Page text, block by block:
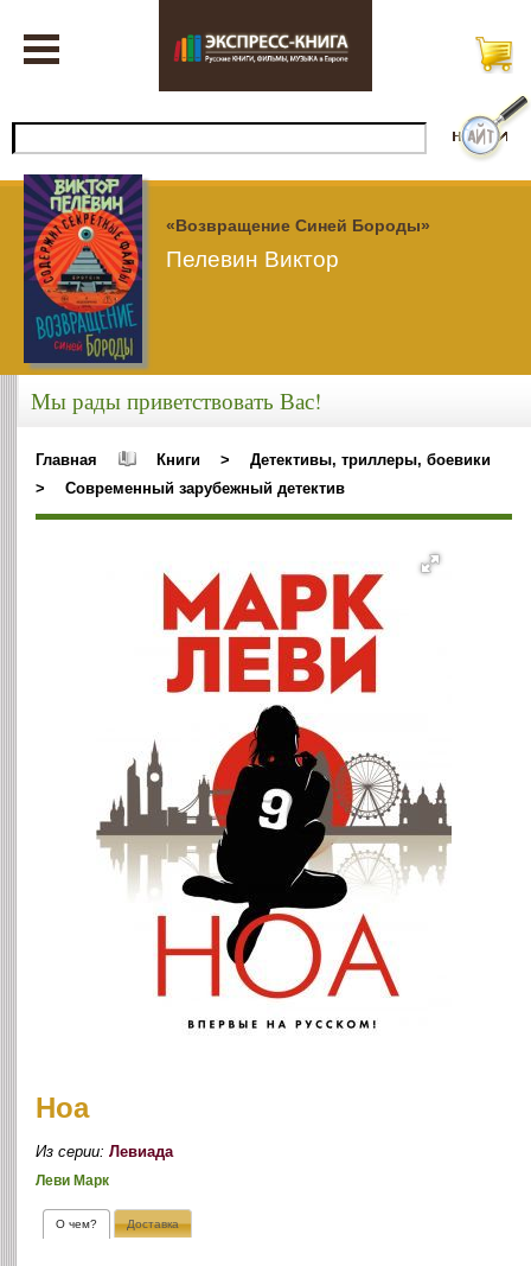
«Возвращение Синей Бороды»
Пелевин Виктор
Мы рады приветствовать Вас!
Главная Книги >
Детективы, триллеры, боевики
>
Современный зарубежный детектив
Ноа
Из серии:Левиада
Леви Марк
О чем? Доставка